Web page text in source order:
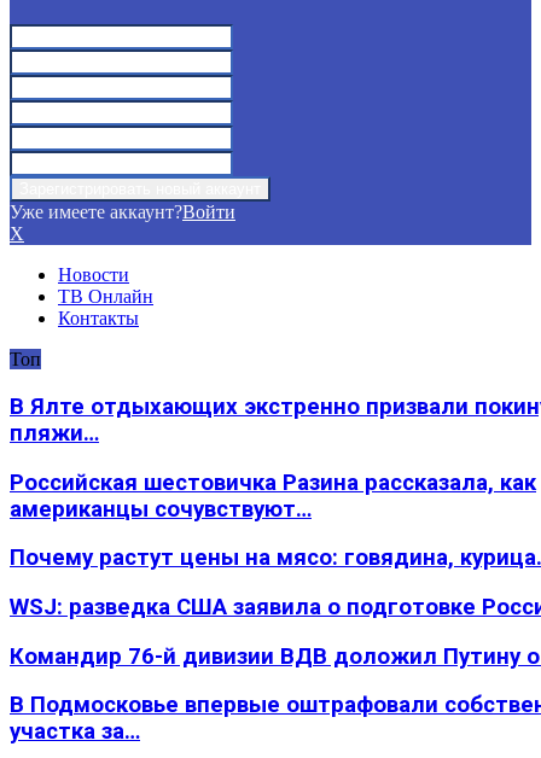
Уже имеете аккаунт?Войти
X
Новости
ТВ Онлайн
Контакты
Топ
В Ялте отдыхающих экстренно призвали
пляжи…
Российская шестовичка Разина рассказала, как
американцы сочувствуют…
Почему растут цены на мясо: говядина,
WSJ: разведка США заявила о подготовке
Командир 76-й дивизии ВДВ доложил Путину
В Подмосковье впервые оштрафовали
участка за…